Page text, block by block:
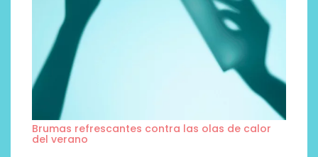
Brumas refrescantes contra las olas de calor
del verano